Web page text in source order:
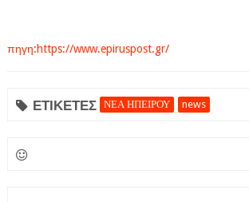
πηγη:https://www.epiruspost.gr/
ΕΤΙΚΕΤΕΣ ΝΕΑ ΗΠΕΙΡΟΥ news